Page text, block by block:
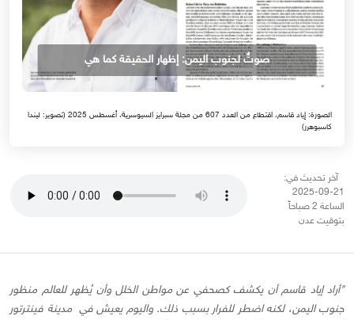
صوتٌ لجنوب اليمن: إظهار الحقيقة كما هي
الصورة: إياد قاسم، اقتطاع من العدد 607 من مجلة سبرايز السيوسرية، أغسطس 2025 (تصوير: ليندا
كاسبوهرر)
آخر تحديث في:
21-09-2025
الساعة 2 صباحاً
بتوقيت عدن
"أراد إياد قاسم أن يكشف كصحفي عن مواطن الخلل وأن يُظهر للعالم منظور
جنوب اليمن، لكنه اضطر للفرار بسبب ذلك. واليوم يعيش في مدينة فينترتور